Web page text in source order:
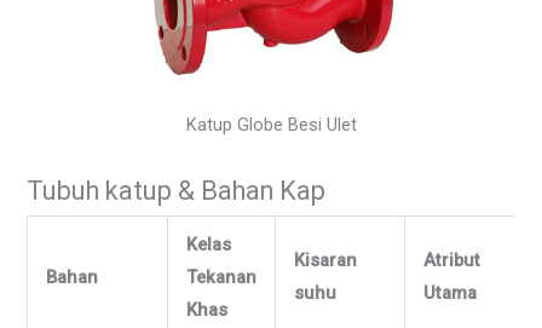
Katup Globe Besi Ulet
Tubuh katup & Bahan Kap
Bahan
Kelas
Tekanan
Khas
Kisaran
suhu
Atribut
Utama